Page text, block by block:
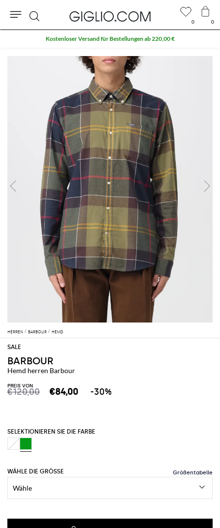
HERREN BARBOUR HEMD
BARBOUR
Hemd herren Barbour
PREIS VON
€120,00 €84,00 -30%
SELEKTIONIEREN SIE DIE FARBE
WÄHLE DIE GRÖSSE
0 0
Suche
Kostenloser Versand für Bestellungen ab 220,00 €